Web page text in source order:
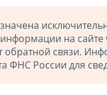
на
обратной связи.
ФНС России для